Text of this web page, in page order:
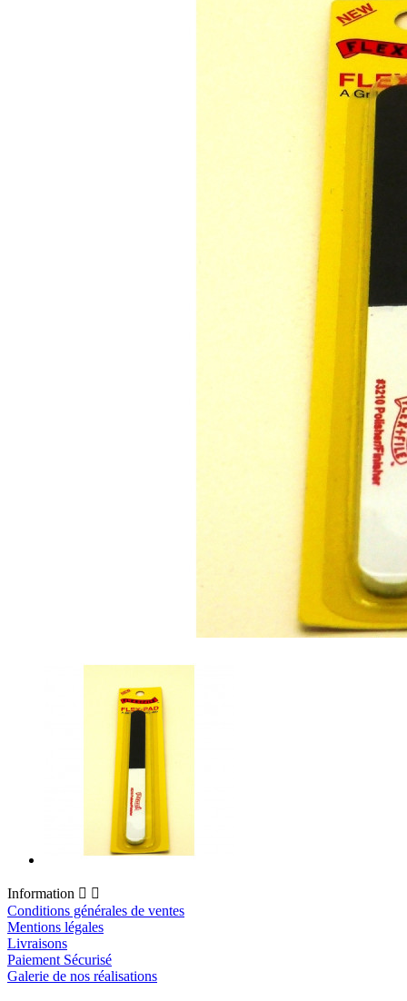
Information  
Conditions générales de ventes
Mentions légales
Livraisons
Paiement Sécurisé
Galerie de nos réalisations